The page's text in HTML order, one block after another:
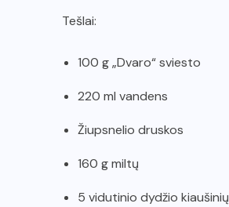
Tešlai:
100 g „Dvaro“ sviesto
220 ml vandens
Žiupsnelio druskos
160 g miltų
5 vidutinio dydžio kiaušinių